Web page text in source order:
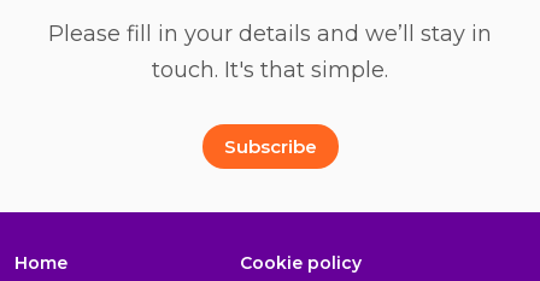
Please fill in your details and we’ll stay in
touch. It's that simple.
Full Name
Email Address
Subscribe
Home
Cookie policy